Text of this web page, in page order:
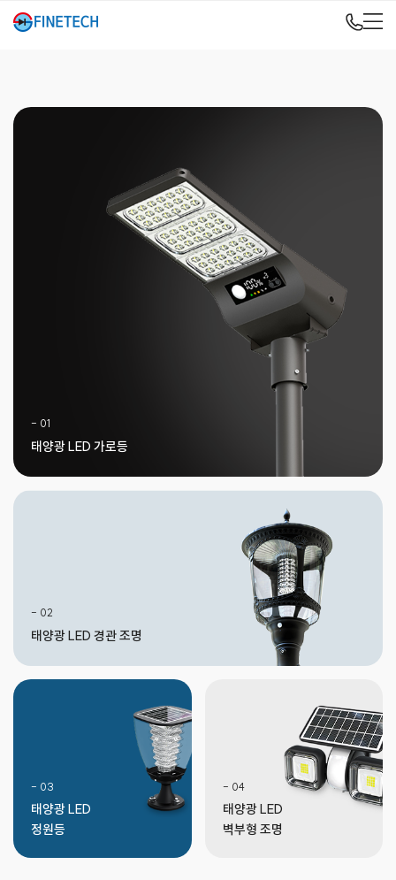
- 01
태양광 LED 가로등
- 02
태양광 LED 경관 조명
- 03
태양광 LED
정원등
- 04
태양광 LED
벽부형 조명